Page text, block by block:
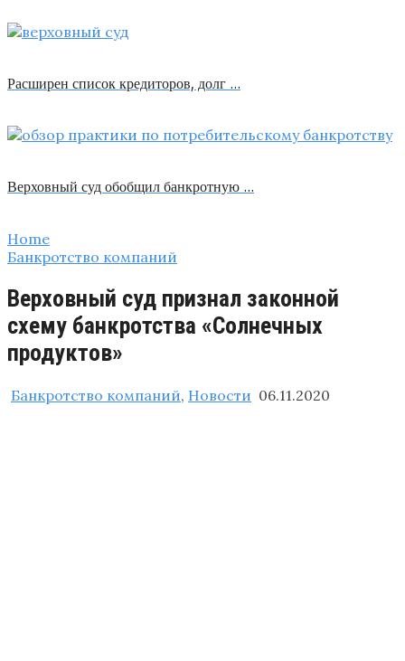
Расширен список кредиторов, долг …
Верховный суд обобщил банкротную …
Home
Банкротство компаний
Верховный суд признал законной
схему банкротства «Солнечных
продуктов»
Банкротство компаний, Новости 06.11.2020